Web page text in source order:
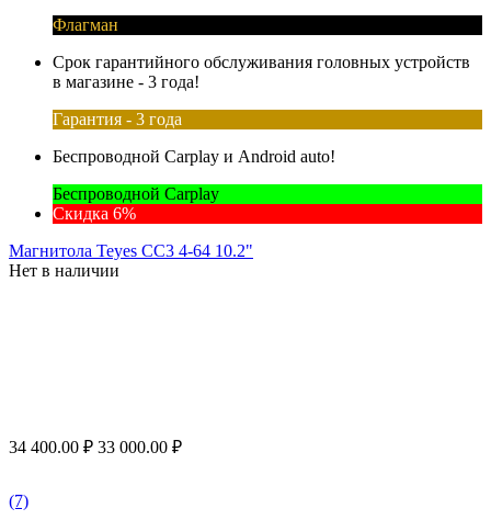
Флагман
Срок гарантийного обслуживания головных устройств
в магазине - 3 года!
Гарантия - 3 года
Беспроводной Carplay и Android auto!
Беспроводной Carplay
Скидка 6%
Магнитола Teyes CC3 4-64 10.2"
Нет в наличии
34 400.00 ₽ 33 000.00 ₽
(7)